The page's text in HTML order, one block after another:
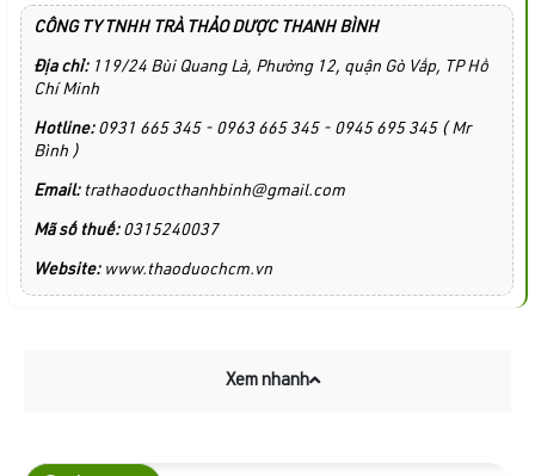
CÔNG TY TNHH TRÀ THẢO DƯỢC THANH BÌNH
Địa chỉ:119/24 Bùi Quang Là, Phường 12, quận Gò Vấp, TP Hồ
Chí Minh
Hotline:0931 665 345 - 0963 665 345 - 0945 695 345 ( Mr
Bình )
Email:trathaoduocthanhbinh@gmail.com
Mã số thuế: 0315240037
Website:www.thaoduochcm.vn
Xem nhanh